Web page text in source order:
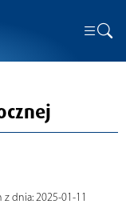
z dnia: 2025-01-11